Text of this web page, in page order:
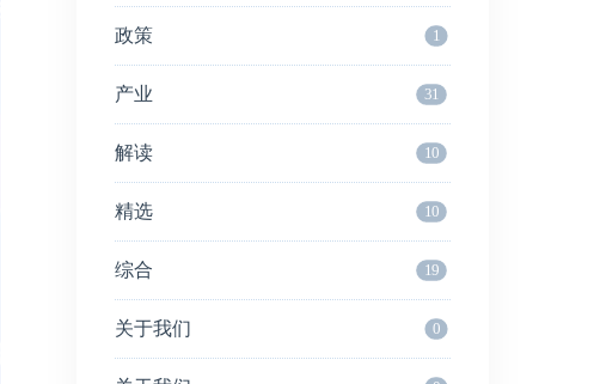
政策 1
产业 31
解读 10
精选 10
综合 19
关于我们 0